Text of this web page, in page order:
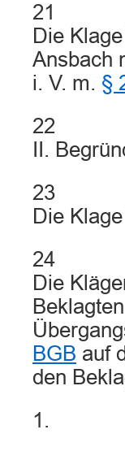
21
Die
Ansbach
i. V. m. §
22
II.
23
Die
24
Die
BGB auf
den
1.